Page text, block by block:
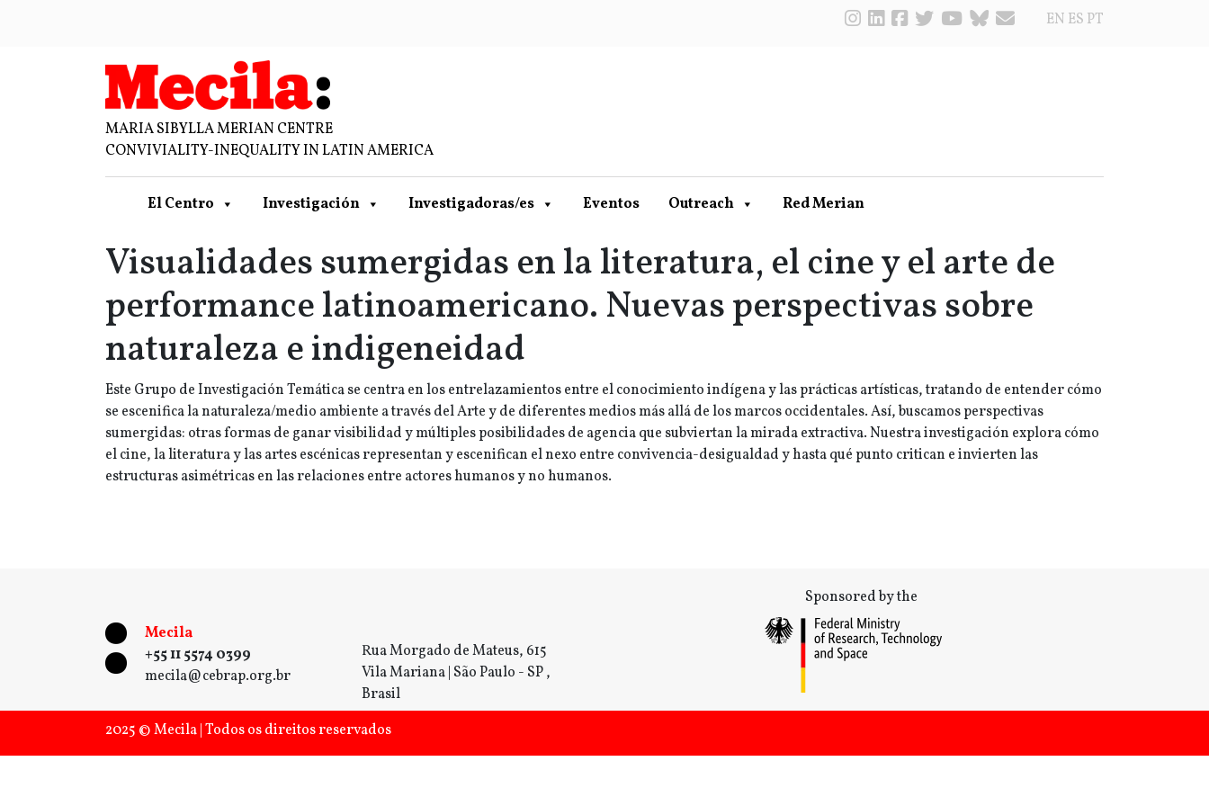
EN ES PT
MARIA SIBYLLA MERIAN CENTRE
CONVIVIALITY-INEQUALITY IN LATIN AMERICA
El Centro Investigación Investigadoras/es Eventos Outreach Red Merian
Visualidades sumergidas en la literatura, el cine y el arte de
performance latinoamericano. Nuevas perspectivas sobre
naturaleza e indigeneidad
Este Grupo de Investigación Temática se centra en los entrelazamientos entre el conocimiento indígena y las prácticas artísticas, tratando de entender cómo
se escenifica la naturaleza/medio ambiente a través del Arte y de diferentes medios más allá de los marcos occidentales. Así, buscamos perspectivas
sumergidas: otras formas de ganar visibilidad y múltiples posibilidades de agencia que subviertan la mirada extractiva. Nuestra investigación explora cómo
el cine, la literatura y las artes escénicas representan y escenifican el nexo entre convivencia-desigualdad y hasta qué punto critican e invierten las
estructuras asimétricas en las relaciones entre actores humanos y no humanos.
Mecila
+55 11 5574 0399
mecila@cebrap.org.br
Rua Morgado de Mateus, 615
Vila Mariana | São Paulo - SP ,
Brasil
Sponsored by the
2025 © Mecila | Todos os direitos reservados